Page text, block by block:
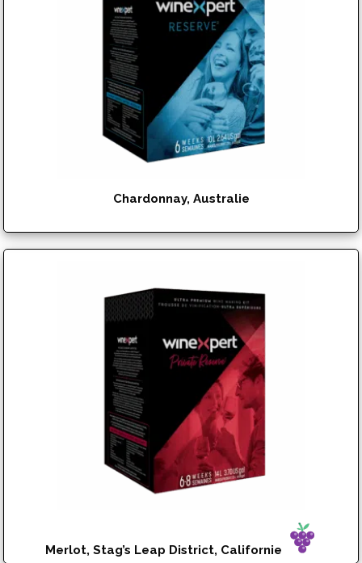
Chardonnay, Australie
Merlot, Stag’s Leap District, Californie